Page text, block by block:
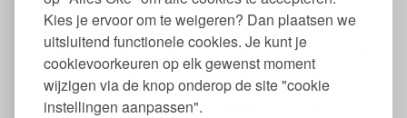
Kies je ervoor om te weigeren? Dan plaatsen we
uitsluitend functionele cookies. Je kunt je
cookievoorkeuren op elk gewenst moment
wijzigen via de knop onderop de site "cookie
instellingen aanpassen".
Er zijn 3 verschillende set met ieder 6 kleuren schmink potloden:
Magical worlds: Goud, Zilver, Roze, Turquoise, Paars en
Fuchsia
Rainbow: Wit, Zwart, Geel, Groen, Blauw en Rood
Wildlife: Groen, Goud, Bruin, Oranje, Wit en Zwart